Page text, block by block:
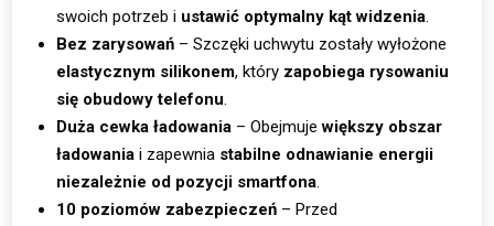
swoich potrzeb i ustawić optymalny kąt widzenia.
Bez zarysowań – Szczęki uchwytu zostały wyłożone
elastycznym silikonem, który zapobiega rysowaniu
się obudowy telefonu.
Duża cewka ładowania – Obejmujewiększy obszar
ładowania i zapewnia stabilne odnawianie energii
niezależnie od pozycji smartfona.
10 poziomów zabezpieczeń – Przed